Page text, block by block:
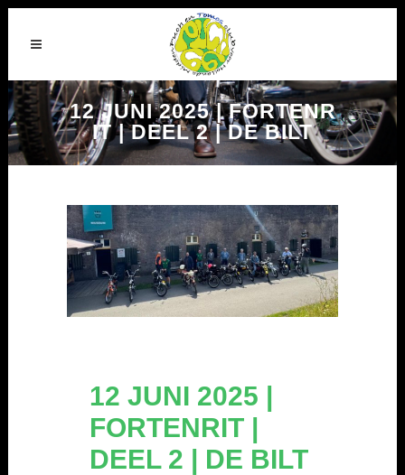
12 JUNI 2025 | FORTENR
IT | DEEL 2 | DE BILT
12 JUNI 2025 |
FORTENRIT |
DEEL 2 | DE BILT